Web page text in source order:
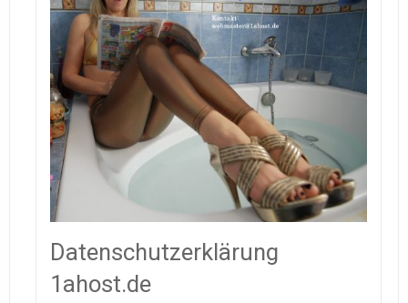
Datenschutzerklärung
1ahost.de